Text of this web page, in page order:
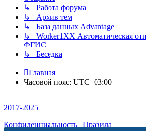
↳ Работа форума
↳ Архив тем
↳ База данных Advantage
↳ Worker1XX Автоматическая
ФГИС
↳ Беседка
Главная
Часовой пояс: UTC+03:00
2017-2025
Конфиденциальность | Правила